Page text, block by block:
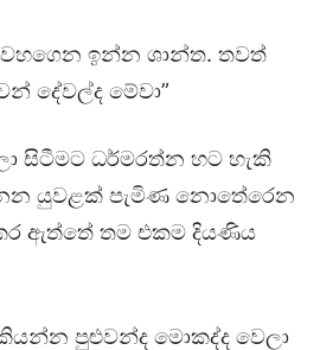
වහගෙන ඉන්න ශාන්ත. තවත්
දේවල්ද මේවා”
සිටීමට ධර්මරත්න හට හැකි
යුවළක් පැමිණ නොතේරෙන
ඇත්තේ තම එකම දියණිය
පුළුවන්ද මොකද්ද වෙලා